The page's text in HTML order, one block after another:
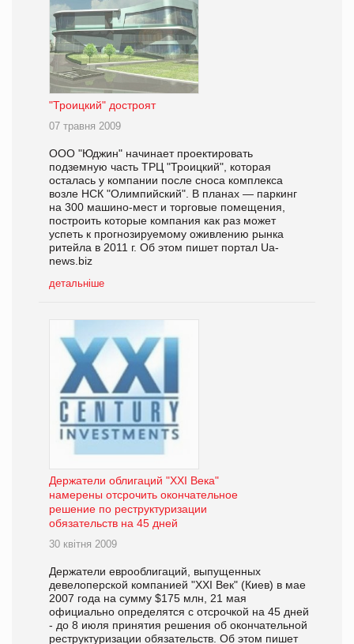
"Троицкий" достроят
07 травня 2009
ООО "Юджин" начинает проектировать
подземную часть ТРЦ "Троицкий", которая
осталась у компании после сноса комплекса
возле НСК "Олимпийский". В планах — паркинг
на 300 машино-мест и торговые помещения,
построить которые компания как раз может
успеть к прогнозируемому оживлению рынка
ритейла в 2011 г. Об этом пишет портал Ua-
news.biz
детальніше
Держатели облигаций "XXI Века"
намерены отсрочить окончательное
решение по реструктуризации
обязательств на 45 дней
30 квітня 2009
Держатели еврооблигаций, выпущенных
девелоперской компанией "XXI Век" (Киев) в мае
2007 года на сумму $175 млн, 21 мая
официально определятся с отсрочкой на 45 дней
- до 8 июля принятия решения об окончательной
реструктуризации обязательств. Об этом пишет